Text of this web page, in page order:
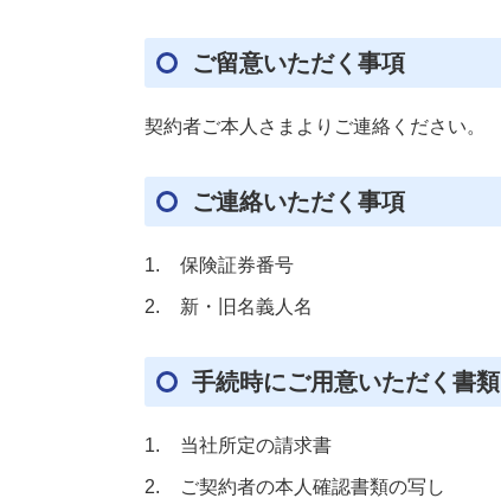
ご留意いただく事項
契約者ご本人さまよりご連絡ください。
ご連絡いただく事項
保険証券番号
新・旧名義人名
手続時にご用意いただく書類
当社所定の請求書
ご契約者の本人確認書類の写し